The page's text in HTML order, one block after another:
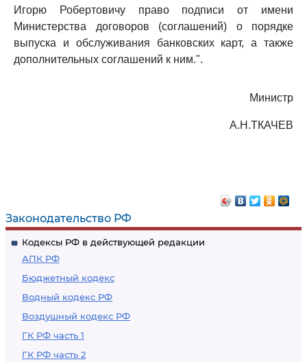
Законодательство РФ
Кодексы РФ в действующей редакции
АПК РФ
Бюджетный кодекс
Водный кодекс РФ
Воздушный кодекс РФ
ГК РФ часть 1
ГК РФ часть 2
Игорю Робертовичу право подписи от имени
Министерства договоров (соглашений) о порядке
выпуска и обслуживания банковских карт, а также
дополнительных соглашений к ним.".
Министр
А.Н.ТКАЧЕВ